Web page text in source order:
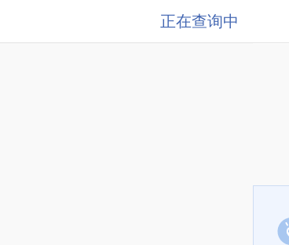
正在查询中